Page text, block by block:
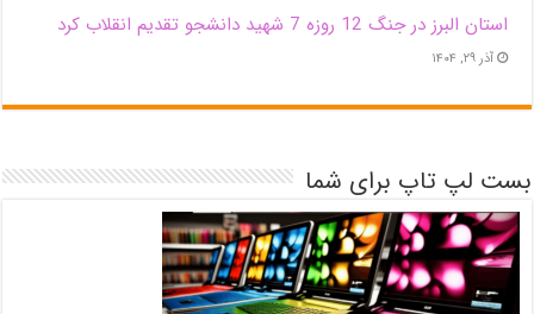
استان البرز در جنگ 12 روزه 7 شهید دانشجو تقدیم انقلاب کرد
آذر ۲۹, ۱۴۰۴
بست لپ تاپ برای شما